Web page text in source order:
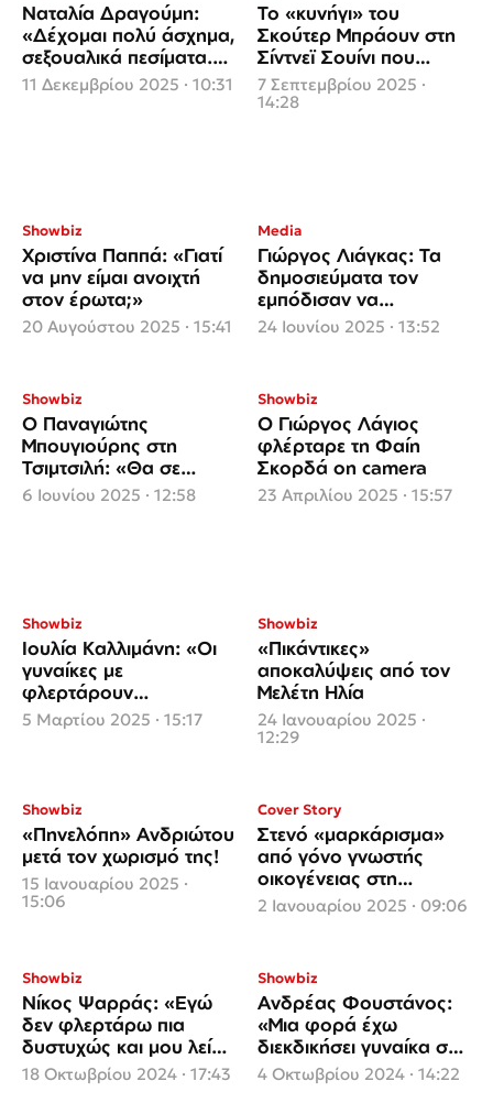
Ναταλία Δραγούμη:
«Δέχομαι πολύ άσχημα,
σεξουαλικά πεσίματα.
Μου στέλνουν
φωτογραφίες»
11 Δεκεμβρίου 2025 · 10:31
Το «κυνήγι» του
Σκούτερ Μπράουν στη
Σίντνεϊ Σουίνι που
ξέκίνησε από τον γάμο
του Τζεφ Μπέζος
7 Σεπτεμβρίου 2025 ·
14:28
Showbiz
Χριστίνα Παππά: «Γιατί
να μην είμαι ανοιχτή
στον έρωτα;»
20 Αυγούστου 2025 · 15:41
Media
Γιώργος Λιάγκας: Τα
δημοσιεύματα τον
εμπόδισαν να
φλερτάρει μια γυναίκα
24 Ιουνίου 2025 · 13:52
Showbiz
Ο Παναγιώτης
Μπουγιούρης στη
Τσιμτσιλή: «Θα σε
φλέρταρα άνετα αλλά
6 Ιουνίου 2025 · 12:58
Showbiz
Ο Γιώργος Λάγιος
φλέρταρε τη Φαίη
Σκορδά on camera
23 Απριλίου 2025 · 15:57
Showbiz
Ιουλία Καλλιμάνη: «Οι
γυναίκες με
φλερτάρουν
περισσότερο»
5 Μαρτίου 2025 · 15:17
Showbiz
«Πικάντικες»
αποκαλύψεις από τον
Μελέτη Ηλία
24 Ιανουαρίου 2025 ·
12:29
Showbiz
«Πηνελόπη» Ανδριώτου
μετά τον χωρισμό της!
15 Ιανουαρίου 2025 ·
15:06
Cover Story
Στενό «μαρκάρισμα»
από γόνο γνωστής
οικογένειας στη
φρεσκοχωρισμένη Ζέτα
Θεοδωροπούλου!
2 Ιανουαρίου 2025 · 09:06
Showbiz
Νίκος Ψαρράς: «Εγώ
δεν φλερτάρω πια
δυστυχώς και μου λείπει
πολύ«
18 Οκτωβρίου 2024 · 17:43
Showbiz
Ανδρέας Φουστάνος:
«Μια φορά έχω
διεκδικήσει γυναίκα στη
ζωή μου, οι άλλες
ερχόντουσαν εύκολα»
4 Οκτωβρίου 2024 · 14:22